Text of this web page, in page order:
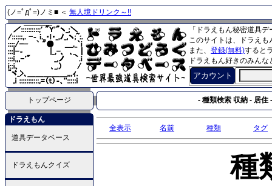
(ノ=ﾟдﾟ=)ノミ■ ＜ 無人境ドリンク～!!
「ドラえもん秘密道具
このサイトは、ドラえ
また、 登録(無料)すると
ドラえもん好きのみん
アカウント
トップページ - 種類検索 収納 - 居住 -
ドラえもん
道具データベース
ドラえもんクイズ
全表示 名前 種類 タグ
種